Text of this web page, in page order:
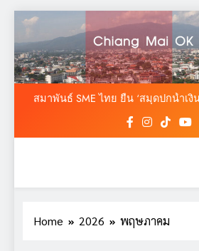
Skip
content
“เสริมพลังนิเวศการเรียนรู้ : โรงเรีย
เพื่อชีวิต” ยกระดับการเรียนรู้ตามห
ของเศรษฐกิจพอเพียง
ไทยเป็นเจ้าภาพ AAHRS 2026 ชู AI
นวัตกรรมการแพทย์ ผลักดัน Medical
ศูนย์กลางปลูกผมแห่งเอเชีย
สมาพันธ์ SME ไทย ยื่น ‘สมุดปกน้ำเงิ
Plus’ เป็นวาระแห่งชาติ
“สสจ.เชียงใหม่ ผนึกทุกภาคส่วน สร้า
ตื่นรู้’ ชู 3 ไม่ 3 ร่วม ป้องกันผลิตภัณ
ไทยเป็นเจ้าภาพ AAHRS 2026 ชู AI
สมาพันธ์ SME ไทย ยื่น ‘สมุดปกน้ำเงิน’
รัฐบาล ชง 5 วาระปฏิรูป MSME ดัน
Home 2026 พฤษภาคม